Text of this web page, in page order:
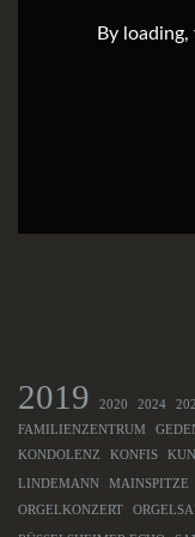
By
2019 2020 2024
FAMILIENZENTRUM
KONDOLENZ
KONFIS
LINDEMANN MAINSPITZE
ORGELKONZERT